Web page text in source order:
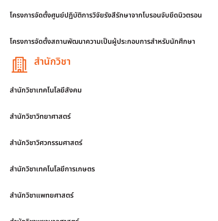
โครงการจัดตั้งศูนย์ปฏิบัติการวิจัยรังสีรักษาจากโบรอนจับยึดนิวตรอน
โครงการจัดตั้งสถานพัฒนาความเป็นผู้ประกอบการสำหรับนักศึกษา
สำนักวิชา
สำนักวิชาเทคโนโลยีสังคม
สำนักวิชาวิทยาศาสตร์
สำนักวิชาวิศวกรรมศาสตร์
สำนักวิชาเทคโนโลยีการเกษตร
สำนักวิชาแพทยศาสตร์